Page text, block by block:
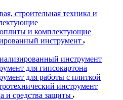
строительная техника и
и комплектующие
инструмент
инструмент
для гипсокартона
для работы с плиткой
инструмент
и средства защиты